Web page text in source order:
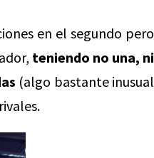
en el segundo pero
teniendo no una, ni
(algo bastante inusual